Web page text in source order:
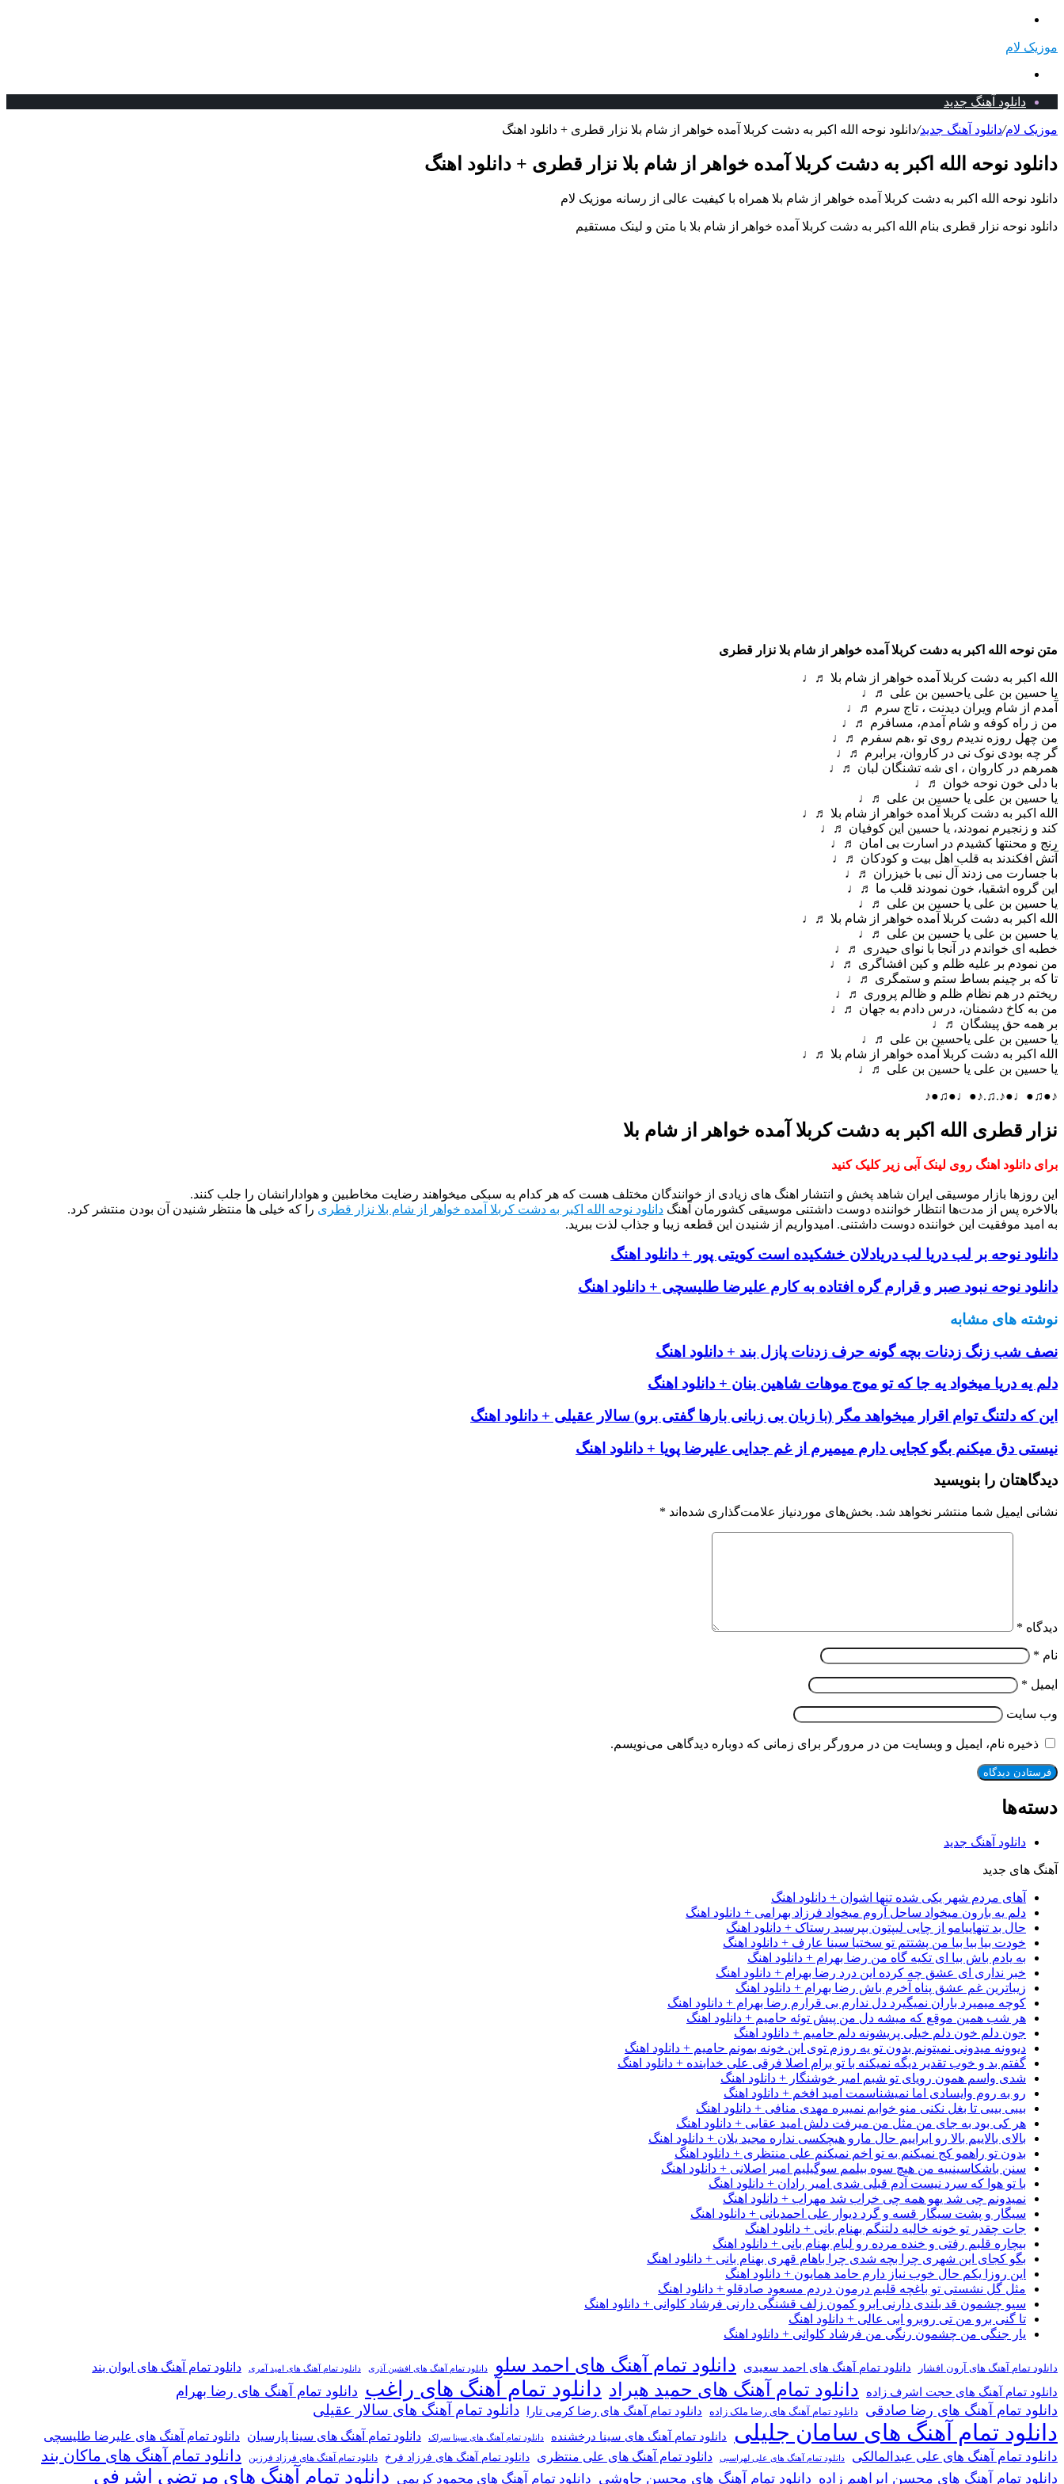
موزیک لام
دانلود آهنگ جدید
موزیک لام/دانلود آهنگ جدید/دانلود نوحه الله اکبر به دشت کربلا آمده خواهر از شام بلا نزار قطری + دانلود اهنگ
دانلود نوحه الله اکبر به دشت کربلا آمده خواهر از شام بلا نزار قطری + دانلود اهنگ
دانلود نوحه الله اکبر به دشت کربلا آمده خواهر از شام بلا همراه با کیفیت عالی از رسانه موزیک لام
دانلود نوحه نزار قطری بنام الله اکبر به دشت کربلا آمده خواهر از شام بلا با متن و لینک مستقیم
متن نوحه الله اکبر به دشت کربلا آمده خواهر از شام بلا نزار قطری
الله اکبر به دشت کربلا آمده خواهر از شام بلا ♬♩
یا حسین بن علی یاحسین بن علی ♬♩
آمدم از شام ویران دیدنت ، تاج سرم ♬♩
من ز راه کوفه و شام آمدم، مسافرم ♬♩
من چهل روزه ندیدم روی تو ،هم سفرم ♬♩
گر چه بودی نوک نی در کاروان، برابرم ♬♩
همرهم در کاروان ، ای شه تشنگان لبان ♬♩
با دلی خون نوحه خوان ♬♩
یا حسین بن علی یا حسین بن علی ♬♩
الله اکبر به دشت کربلا آمده خواهر از شام بلا ♬♩
کند و زنجیرم نمودند، یا حسین این کوفیان ♬♩
رنج و محنتها کشیدم در اسارت بی امان ♬♩
آتش افکندند به قلب اهل بیت و کودکان ♬♩
با جسارت می زدند آل نبی با خیزران ♬♩
این گروه اشقیا، خون نمودند قلب ما ♬♩
یا حسین بن علی یا حسین بن علی ♬♩
الله اکبر به دشت کربلا آمده خواهر از شام بلا ♬♩
یا حسین بن علی یا حسین بن علی ♬♩
خطبه ای خواندم در آنجا با نوای حیدری ♬♩
من نمودم بر علیه ظلم و کین افشاگری ♬♩
تا که بر چینم بساط ستم و ستمگری ♬♩
ریختم در هم نظام ظلم و ظالم پروری ♬♩
من به کاخ دشمنان، درس دادم به جهان ♬♩
بر همه حق پیشگان ♬♩
یا حسین بن علی یاحسین بن علی ♬♩
الله اکبر به دشت کربلا آمده خواهر از شام بلا ♬♩
یا حسین بن علی یا حسین بن علی ♬♩
♪●♫●♩●♪.♫.♪●♩●♫●♪
نزار قطری الله اکبر به دشت کربلا آمده خواهر از شام بلا
برای دانلود اهنگ روی لینک آبی زیر کلیک کنید
این روزها بازار موسیقی ایران شاهد پخش و انتشار اهنگ های زیادی از خوانندگان مختلف هست که هر کدام به سبکی میخواهند رضایت مخاطبین و هوادارانشان را جلب کنند.
بالاخره پس از مدت‌ها انتظار خواننده دوست داشتنی موسیقی کشورمان آهنگ دانلود نوحه الله اکبر به دشت کربلا آمده خواهر از شام بلا نزار قطری را که خیلی ها منتظر شنیدن آن بودن منتشر کرد.
به امید موفقیت این خواننده دوست داشتنی. امیدواریم از شنیدن این قطعه زیبا و جذاب لذت ببرید.
دانلود نوحه بر لب دریا لب دریادلان خشکیده است کویتی پور + دانلود اهنگ
دانلود نوحه نبود صبر و قرارم گره افتاده به کارم علیرضا طلیسچی + دانلود اهنگ
نوشته های مشابه
نصف شب زنگ زدنات بچه گونه حرف زدنات پازل بند + دانلود اهنگ
دلم یه دریا میخواد یه جا که تو موج موهات شاهین بنان + دانلود اهنگ
این که دلتنگ توام اقرار میخواهد مگر (با زبان بی زبانی بارها گفتی برو) سالار عقیلی + دانلود اهنگ
نیستی دق میکنم بگو کجایی دارم میمیرم از غم جدایی علیرضا پویا + دانلود اهنگ
دیدگاهتان را بنویسید
نشانی ایمیل شما منتشر نخواهد شد. بخش‌های موردنیاز علامت‌گذاری شده‌اند *
دیدگاه *
نام *
ایمیل *
وب‌ سایت
ذخیره نام، ایمیل و وبسایت من در مرورگر برای زمانی که دوباره دیدگاهی می‌نویسم.
دسته‌ها
دانلود آهنگ جدید
آهنگ های جدید
آهای مردم شهر یکی شده تنها اشوان + دانلود اهنگ
دلم یه بارون میخواد ساحل آروم میخواد فرزاد بهرامی + دانلود اهنگ
حال بد تنهاییامو از چایی لیپتون بپرسید رستاک + دانلود اهنگ
خودت بیا بیا بیا من پشتتم تو سختیا سینا عارف + دانلود اهنگ
به یادم باش بیا ای تکیه گاه من رضا بهرام + دانلود اهنگ
خبر نداری ای عشق چه کرده این درد رضا بهرام + دانلود اهنگ
زیباترین غم عشق پناه آخرم باش رضا بهرام + دانلود اهنگ
کوچه میمیرد باران نمیگیرد دل ندارم بی قرارم رضا بهرام + دانلود اهنگ
هر شب همین موقع که میشه دل من پیش توئه حامیم + دانلود اهنگ
جون دلم خون دلم خیلی پریشونه دلم حامیم + دانلود اهنگ
دیوونه میدونی نمیتونم بدون تو یه روزم توی این خونه بمونم حامیم + دانلود اهنگ
گفتم بد و خوب تقدیر دیگه نمیکنه با تو برام اصلا فرقی علی خدابنده + دانلود اهنگ
شدی واسم همون رویای تو شبم امیر خوشنگار + دانلود اهنگ
رو به روم وایسادی اما نمیشناسمت امید افخم + دانلود اهنگ
بیبی بیبی تا بغل نکنی منو خوابم نمیبره مهدی منافی + دانلود اهنگ
هر کی بود به جای من مثل من میرفت دلش امید عقابی + دانلود اهنگ
بالای بالاییم بالا رو ابراییم حال مارو هیچکسی نداره مجید یلان + دانلود اهنگ
بدون تو راهمو کج نمیکنم به تو اخم نمیکنم علی منتظری + دانلود اهنگ
سنن باشکاسینییه من هیچ سوه بیلمم سوگیلیم امیر اصلانی + دانلود اهنگ
با تو هوا که سرد نیست آدم قبلی شدی امیر رادان + دانلود اهنگ
نمیدونم چی شد یهو همه چی خراب شد مهراب + دانلود اهنگ
سیگار و پشت سیگار قسه و گرد دیوار علی احمدیانی + دانلود اهنگ
جات چقدر تو خونه خالیه دلتنگم بهنام بانی + دانلود اهنگ
بیچاره قلبم رفتی و خنده مرده رو لبام بهنام بانی + دانلود اهنگ
بگو کجای این شهری چرا بچه شدی چرا باهام قهری بهنام بانی + دانلود اهنگ
این روزا یکم حال خوب نیاز دارم حامد همایون + دانلود اهنگ
مثل گل نشستی تو باغچه قلبم درمون دردم مسعود صادقلو + دانلود اهنگ
سیو چشمون قد بلندی دارنی ابرو کمون زلف قشنگی دارنی فرشاد کلوانی + دانلود اهنگ
تا گنی برو من تی روبرو ابی عالی + دانلود اهنگ
یار جنگی من چشمون رنگی من فرشاد کلوانی + دانلود اهنگ
دانلود تمام آهنگ های آرون افشار دانلود تمام آهنگ های احمد سعیدی دانلود تمام آهنگ های احمد سلو دانلود تمام آهنگ های افشین آذری دانلود تمام آهنگ های امید آمری دانلود تمام آهنگ های ایوان بند
دانلود تمام آهنگ های حجت اشرف زاده دانلود تمام آهنگ های حمید هیراد دانلود تمام آهنگ های راغب دانلود تمام آهنگ های رضا بهرام
دانلود تمام آهنگ های رضا صادقی
دانلود تمام آهنگ های رضا ملک زاده دانلود تمام آهنگ های رضا کرمی تارا دانلود تمام آهنگ های سالار عقیلی
دانلود تمام آهنگ های سامان جلیلی دانلود تمام آهنگ های سینا درخشنده دانلود تمام آهنگ های سینا سرلک دانلود تمام آهنگ های سینا پارسیان دانلود تمام آهنگ های علیرضا طلیسچی
دانلود تمام آهنگ های علی عبدالمالکی دانلود تمام آهنگ های علی لهراسبی دانلود تمام آهنگ های علی منتظری دانلود تمام آهنگ های فرزاد فرخ دانلود تمام آهنگ های فرزاد فرزین دانلود تمام آهنگ های ماکان بند
دانلود تمام آهنگ های محسن ابراهیم زاده دانلود تمام آهنگ های محسن چاوشی دانلود تمام آهنگ های محمود کریمی دانلود تمام آهنگ های مرتضی اشرفی